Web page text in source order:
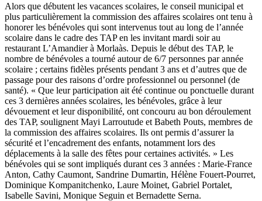
Alors que débutent les vacances scolaires, le conseil municipal et
plus particulièrement la commission des affaires scolaires ont tenu à
honorer les bénévoles qui sont intervenus tout au long de l’année
scolaire dans le cadre des TAP en les invitant mardi soir au
restaurant L’Amandier à Morlaàs. Depuis le début des TAP, le
nombre de bénévoles a tourné autour de 6/7 personnes par année
scolaire ; certains fidèles présents pendant 3 ans et d’autres que de
passage pour des raisons d’ordre professionnel ou personnel (de
santé). « Que leur participation ait été continue ou ponctuelle durant
ces 3 dernières années scolaires, les bénévoles, grâce à leur
dévouement et leur disponibilité, ont concouru au bon déroulement
des TAP, soulignent Mayi Larroutude et Babeth Pouts, membres de
la commission des affaires scolaires. Ils ont permis d’assurer la
sécurité et l’encadrement des enfants, notamment lors des
déplacements à la salle des fêtes pour certaines activités. » Les
bénévoles qui se sont impliqués durant ces 3 années : Marie-France
Anton, Cathy Caumont, Sandrine Dumartin, Hélène Fouert-Pourret,
Dominique Kompanitchenko, Laure Moinet, Gabriel Portalet,
Isabelle Savini, Monique Seguin et Bernadette Serna.